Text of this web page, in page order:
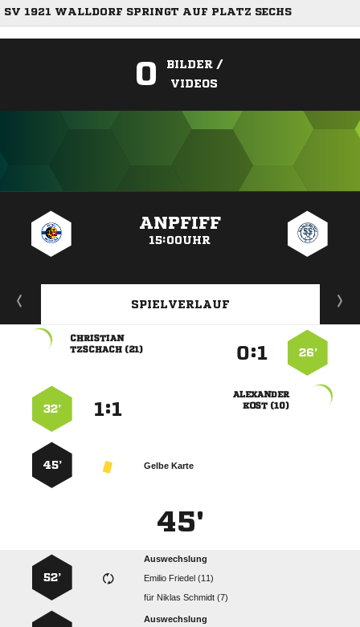
SV 1921 WALLDORF SPRINGT AUF PLATZ SECHS
0
BILDER /
VIDEOS
ANPFIFF
15:00UHR
SPIELVERLAUF
26’
:

 

 
:
32’
Gelbe Karte
45’
45'
Auswechslung
  
für   
52’
Auswechslung